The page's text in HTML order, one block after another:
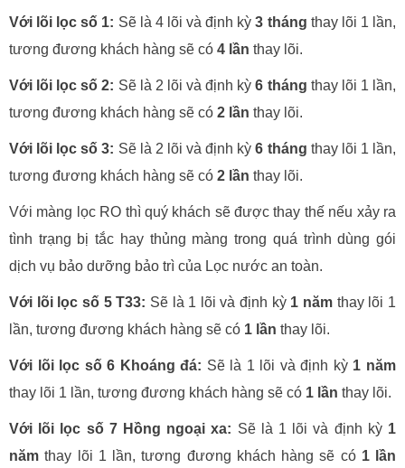
Với lõi lọc số 1: Sẽ là 4 lõi và định kỳ3 tháng thay lõi 1 lần,
tương đương khách hàng sẽ có 4 lần thay lõi.
Với lõi lọc số 2: Sẽ là 2 lõi và định kỳ6 tháng thay lõi 1 lần,
tương đương khách hàng sẽ có 2 lần thay lõi.
Với lõi lọc số 3: Sẽ là 2 lõi và định kỳ6 tháng thay lõi 1 lần,
tương đương khách hàng sẽ có 2 lần thay lõi.
Với màng lọc RO thì quý khách sẽ được thay thế nếu xảy ra
tình trạng bị tắc hay thủng màng trong quá trình dùng gói
dịch vụ bảo dưỡng bảo trì của Lọc nước an toàn.
Với lõi lọc số 5 T33: Sẽ là 1 lõi và định kỳ 1 năm thay lõi 1
lần, tương đương khách hàng sẽ có 1 lần thay lõi.
Với lõi lọc số 6 Khoáng đá: Sẽ là 1 lõi và định kỳ 1 năm
thay lõi 1 lần, tương đương khách hàng sẽ có 1 lần thay lõi.
Với lõi lọc số 7 Hồng ngoại xa: Sẽ là 1 lõi và định kỳ 1
năm thay lõi 1 lần, tương đương khách hàng sẽ có 1 lần